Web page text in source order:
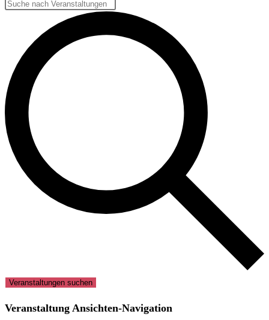
Veranstaltungen suchen
Veranstaltung Ansichten-Navigation